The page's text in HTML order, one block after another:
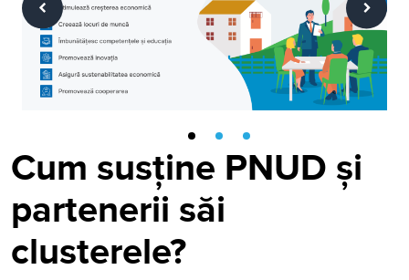
Cum susține PNUD și
partenerii săi
clusterele?